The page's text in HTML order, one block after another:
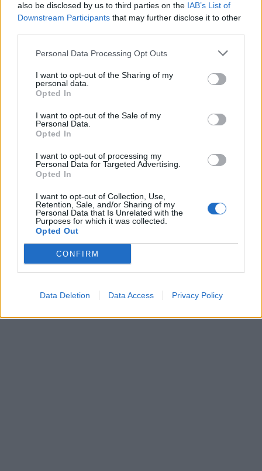
also be disclosed by us to third parties on the IAB’s List of
Downstream Participants that may further disclose it to other
Personal Data Processing Opt Outs
I want to opt-out of the Sharing of my
personal data.
Opted In
I want to opt-out of the Sale of my
Personal Data.
Opted In
I want to opt-out of processing my
Personal Data for Targeted Advertising.
Opted In
I want to opt-out of Collection, Use,
Retention, Sale, and/or Sharing of my
Personal Data that Is Unrelated with the
Purposes for which it was collected.
Opted Out
CONFIRM
Data Deletion Data Access Privacy Policy
ΤΕΛΕΥΤΑΙΟ ΤΕΥΧΟΣ
Περιεχόμενα τεύχους